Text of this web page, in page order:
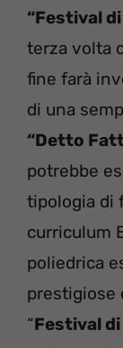
“Festival
terza volta
fine farà
di una
“Detto
potrebbe
tipologia di
curriculum
poliedrica
prestigiose
“Festival